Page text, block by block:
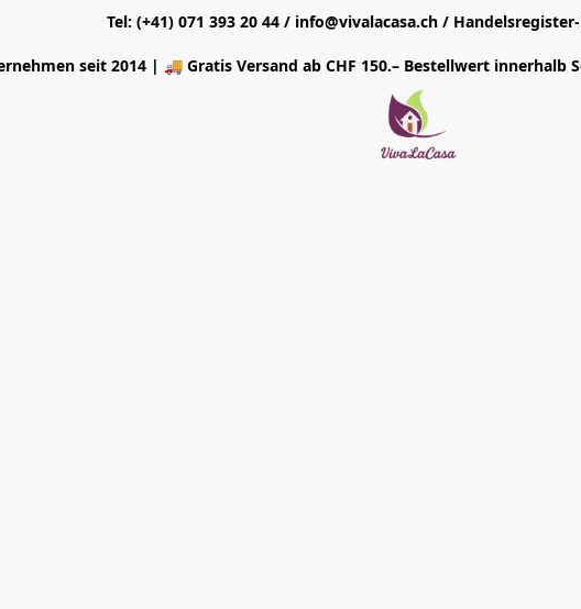
Tel: (+41) 071 393 20 44 / info@vivalacasa.ch / Handelsregister-
seit 2014 | 🚚 Gratis Versand ab CHF 150.– Bestellwert